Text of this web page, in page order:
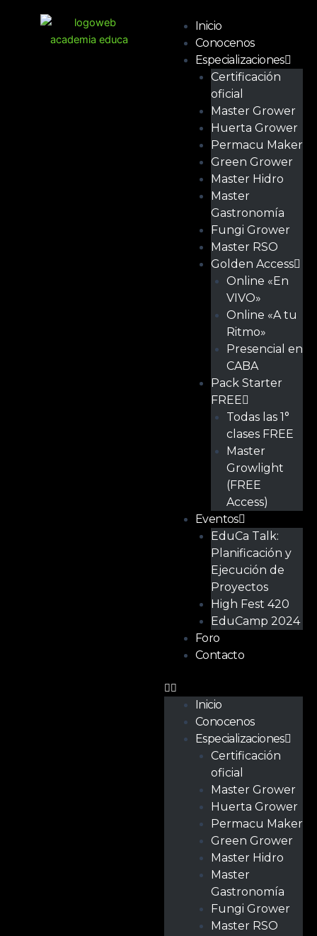
Inicio
Conocenos
Especializaciones
Certificación
oficial
Master Grower
Huerta Grower
Permacu Maker
Green Grower
Master Hidro
Master
Gastronomía
Fungi Grower
Master RSO
Golden Access
Online «En
VIVO»
Online «A tu
Ritmo»
Presencial en
CABA
Pack Starter
FREE
Todas las 1°
clases FREE
Master
Growlight
(FREE
Access)
Eventos
EduCa Talk:
Planificación y
Ejecución de
Proyectos
High Fest 420
EduCamp 2024
Foro
Contacto
Menú
Inicio
Conocenos
Especializaciones
Certificación
oficial
Master Grower
Huerta Grower
Permacu Maker
Green Grower
Master Hidro
Master
Gastronomía
Fungi Grower
Master RSO